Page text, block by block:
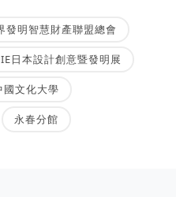
發明智慧財產聯盟總會
日本設計創意暨發明展
國文化大學
永春分館